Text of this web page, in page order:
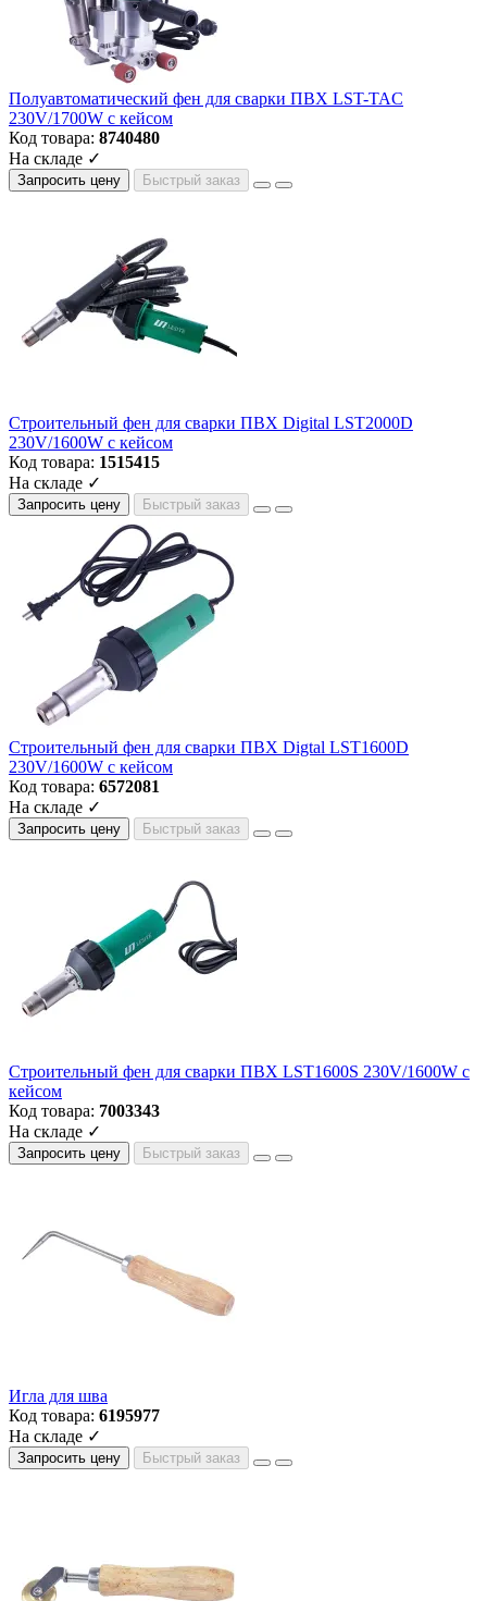
Полуавтоматический фен для сварки ПВХ LST-TAC
230V/1700W с кейсом
Код товара: 8740480
На складе ✓
Запросить цену Быстрый заказ
Строительный фен для сварки ПВХ Digital LST2000D
230V/1600W с кейсом
Код товара: 1515415
На складе ✓
Запросить цену Быстрый заказ
Строительный фен для сварки ПВХ Digtal LST1600D
230V/1600W с кейсом
Код товара: 6572081
На складе ✓
Запросить цену Быстрый заказ
Строительный фен для сварки ПВХ LST1600S 230V/1600W с
кейсом
Код товара: 7003343
На складе ✓
Запросить цену Быстрый заказ
Игла для шва
Код товара: 6195977
На складе ✓
Запросить цену Быстрый заказ